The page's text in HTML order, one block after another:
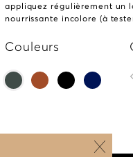
appliquez régulièrement un
nourrissante incolore (à
Couleurs